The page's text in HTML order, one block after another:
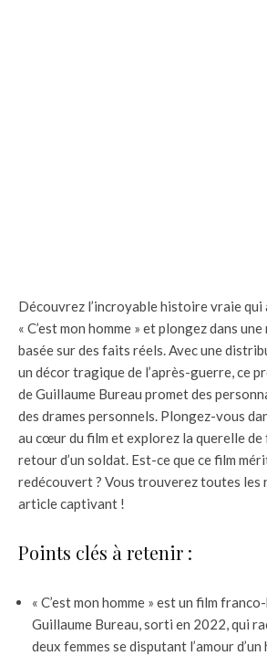
Découvrez l’incroyable histoire vraie qui
« C’est mon homme » et plongez dans
basée sur des faits réels. Avec une
un décor tragique de l’après-guerre, ce
de Guillaume Bureau promet des
des drames personnels. Plongez-vous
au cœur du film et explorez la querelle de
retour d’un soldat. Est-ce que ce film
redécouvert ? Vous trouverez toutes les
article captivant !
Points clés à retenir :
« C’est mon homme » est un film
Guillaume Bureau, sorti en 2022, qui
deux femmes se disputant l’amour d’un